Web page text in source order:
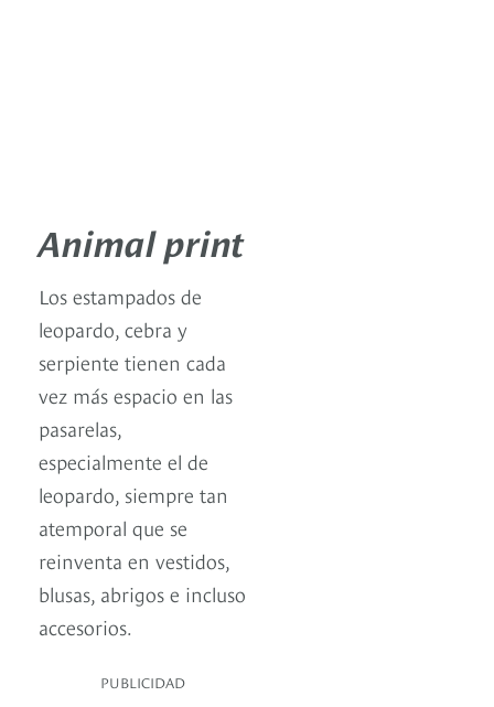
Animal print
Los estampados de
leopardo, cebra y
serpiente tienen cada
vez más espacio en las
pasarelas,
especialmente el de
leopardo, siempre tan
atemporal que se
reinventa en vestidos,
blusas, abrigos e incluso
accesorios.
PUBLICIDAD